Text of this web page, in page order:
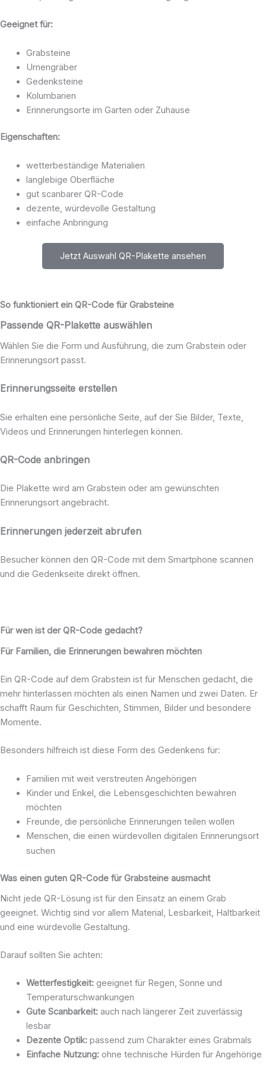
Geeignet für:
Grabsteine
Urnengräber
Gedenksteine
Kolumbarien
Erinnerungsorte im Garten oder Zuhause
Eigenschaften:
wetterbeständige Materialien
langlebige Oberfläche
gut scanbarer QR-Code
dezente, würdevolle Gestaltung
einfache Anbringung
Jetzt Auswahl QR-Plakette ansehen
So funktioniert ein QR-Code für Grabsteine
Passende QR-Plakette auswählen
Wählen Sie die Form und Ausführung, die zum Grabstein oder
Erinnerungsort passt.
Erinnerungsseite erstellen
Sie erhalten eine persönliche Seite, auf der Sie Bilder, Texte,
Videos und Erinnerungen hinterlegen können.
QR-Code anbringen
Die Plakette wird am Grabstein oder am gewünschten
Erinnerungsort angebracht.
Erinnerungen jederzeit abrufen
Besucher können den QR-Code mit dem Smartphone scannen
und die Gedenkseite direkt öffnen.
Für wen ist der QR-Code gedacht?
Für Familien, die Erinnerungen bewahren möchten
Ein QR-Code auf dem Grabstein ist für Menschen gedacht, die
mehr hinterlassen möchten als einen Namen und zwei Daten. Er
schafft Raum für Geschichten, Stimmen, Bilder und besondere
Momente.
Besonders hilfreich ist diese Form des Gedenkens für:
Familien mit weit verstreuten Angehörigen
Kinder und Enkel, die Lebensgeschichten bewahren
möchten
Freunde, die persönliche Erinnerungen teilen wollen
Menschen, die einen würdevollen digitalen Erinnerungsort
suchen
Was einen guten QR-Code für Grabsteine ausmacht
Nicht jede QR-Lösung ist für den Einsatz an einem Grab
geeignet. Wichtig sind vor allem Material, Lesbarkeit, Haltbarkeit
und eine würdevolle Gestaltung.
Darauf sollten Sie achten:
Wetterfestigkeit:geeignet für Regen, Sonne und
Temperaturschwankungen
Gute Scanbarkeit:auch nach längerer Zeit zuverlässig
lesbar
Dezente Optik:passend zum Charakter eines Grabmals
Einfache Nutzung:ohne technische Hürden für Angehörige